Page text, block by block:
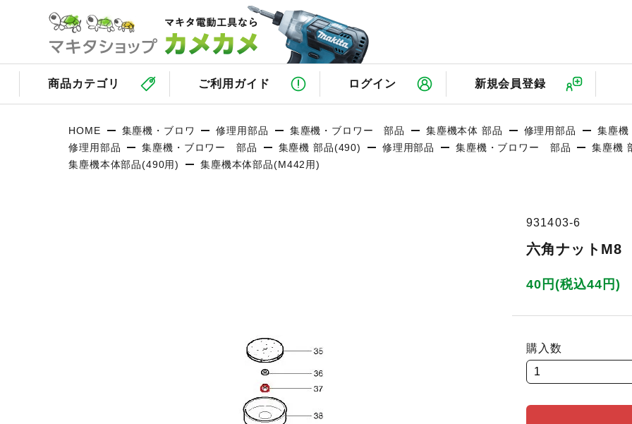
商品カテゴリ ご利用ガイド ログイン 新規会員登録
HOME 集塵機・ブロワ 修理用部品 集塵機・ブロワー 部品 集塵機本体 部品 修理用部品
集塵
修理用部品
集塵機・ブロワー 部品 集塵機 部品(490) 修理用部品 集塵機・ブロワー 部品
集塵機
集塵機本体部品(490用)
集塵機本体部品(M442用)
931403-6
六角ナット
40円(税込44円)
購入数